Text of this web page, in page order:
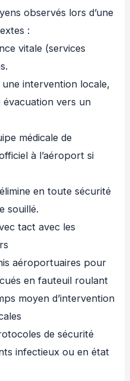
observés lors d’une
:
vitale (services
intervention locale,
vers un
médicale de
à l’aéroport si
en toute sécurité
souillé.
tact avec les
aéroportuaires pour
en fauteuil roulant
moyen d’intervention
de sécurité
infectieux ou en état